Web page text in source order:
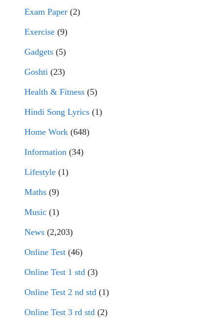
Exam Paper (2)
Exercise (9)
Gadgets (5)
Goshti (23)
Health & Fitness (5)
Hindi Song Lyrics (1)
Home Work (648)
Information (34)
Lifestyle (1)
Maths (9)
Music (1)
News (2,203)
Online Test (46)
Online Test 1 std (3)
Online Test 2 nd std (1)
Online Test 3 rd std (2)